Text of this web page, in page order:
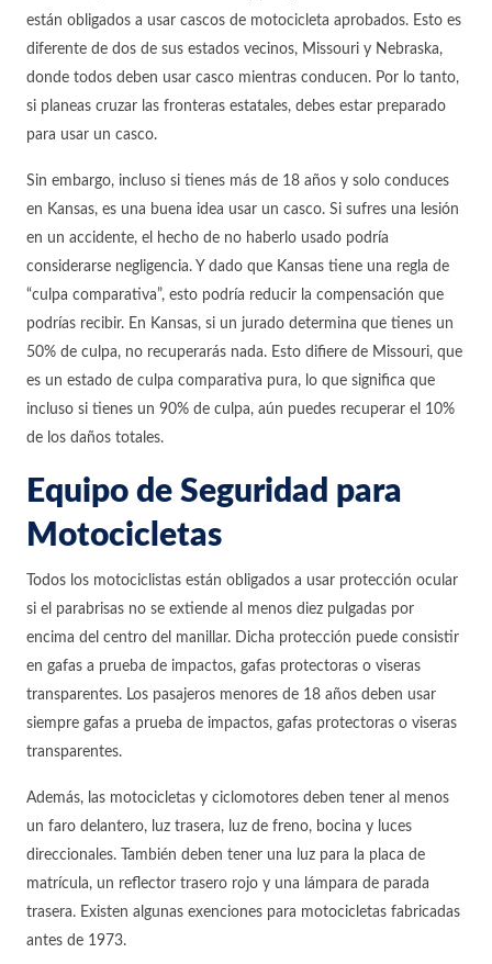
están obligados a usar cascos de motocicleta aprobados. Esto es
diferente de dos de sus estados vecinos, Missouri y Nebraska,
donde todos deben usar casco mientras conducen. Por lo tanto,
si planeas cruzar las fronteras estatales, debes estar preparado
para usar un casco.
Sin embargo, incluso si tienes más de 18 años y solo conduces
en Kansas, es una buena idea usar un casco. Si sufres una lesión
en un accidente, el hecho de no haberlo usado podría
considerarse negligencia. Y dado que Kansas tiene una regla de
“culpa comparativa”, esto podría reducir la compensación que
podrías recibir. En Kansas, si un jurado determina que tienes un
50% de culpa, no recuperarás nada. Esto difiere de Missouri, que
es un estado de culpa comparativa pura, lo que significa que
incluso si tienes un 90% de culpa, aún puedes recuperar el 10%
de los daños totales.
Equipo de Seguridad para
Motocicletas
Todos los motociclistas están obligados a usar protección ocular
si el parabrisas no se extiende al menos diez pulgadas por
encima del centro del manillar. Dicha protección puede consistir
en gafas a prueba de impactos, gafas protectoras o viseras
transparentes. Los pasajeros menores de 18 años deben usar
siempre gafas a prueba de impactos, gafas protectoras o viseras
transparentes.
Además, las motocicletas y ciclomotores deben tener al menos
un faro delantero, luz trasera, luz de freno, bocina y luces
direccionales. También deben tener una luz para la placa de
matrícula, un reflector trasero rojo y una lámpara de parada
trasera. Existen algunas exenciones para motocicletas fabricadas
antes de 1973.